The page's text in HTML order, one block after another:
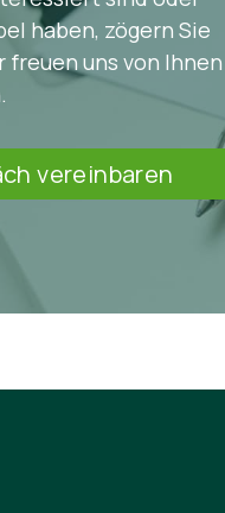
haben, zögern Sie
uns von Ihnen
vereinbaren